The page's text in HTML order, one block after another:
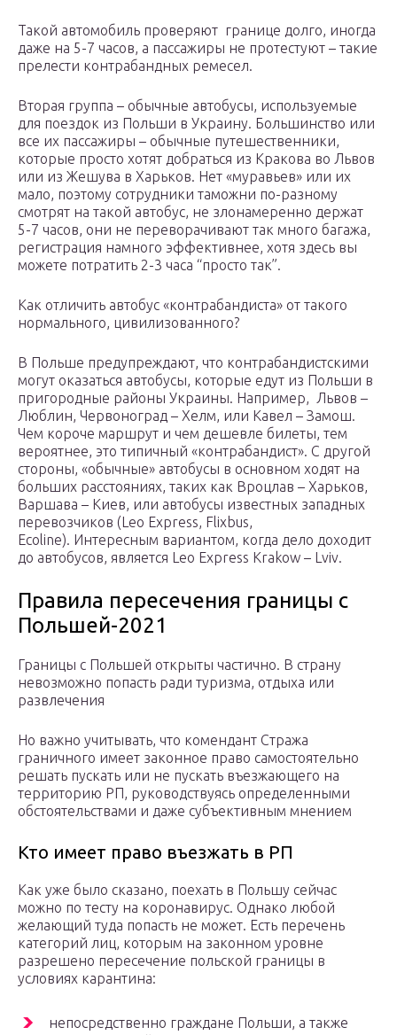
Такой автомобиль проверяют границе долго, иногда
даже на 5-7 часов, а пассажиры не протестуют – такие
прелести контрабандных ремесел.
Вторая группа – обычные автобусы, используемые
для поездок из Польши в Украину. Большинство или
все их пассажиры – обычные путешественники,
которые просто хотят добраться из Кракова во Львов
или из Жешува в Харьков. Нет «муравьев» или их
мало, поэтому сотрудники таможни по-разному
смотрят на такой автобус, не злонамеренно держат
5-7 часов, они не переворачивают так много багажа,
регистрация намного эффективнее, хотя здесь вы
можете потратить 2-3 часа “просто так”.
Как отличить автобус «контрабандиста» от такого
нормального, цивилизованного?
В Польше предупреждают, что контрабандистскими
могут оказаться автобусы, которые едут из Польши в
пригородные районы Украины. Например, Львов –
Люблин, Червоноград – Хелм, или Кавел – Замош.
Чем короче маршрут и чем дешевле билеты, тем
вероятнее, это типичный «контрабандист». С другой
стороны, «обычные» автобусы в основном ходят на
больших расстояниях, таких как Вроцлав – Харьков,
Варшава – Киев, или автобусы известных западных
перевозчиков (Leo Express, Flixbus,
Ecoline). Интересным вариантом, когда дело доходит
до автобусов, является Leo Express Krakow – Lviv.
Правила пересечения границы с
Польшей-2021
Границы с Польшей открыты частично. В страну
невозможно попасть ради туризма, отдыха или
развлечения
Но важно учитывать, что комендант Стража
граничного имеет законное право самостоятельно
решать пускать или не пускать въезжающего на
территорию РП, руководствуясь определенными
обстоятельствами и даже субъективным мнением
Кто имеет право въезжать в РП
Как уже было сказано, поехать в Польшу сейчас
можно по тесту на коронавирус. Однако любой
желающий туда попасть не может. Есть перечень
категорий лиц, которым на законном уровне
разрешено пересечение польской границы в
условиях карантина:
непосредственно граждане Польши, а также